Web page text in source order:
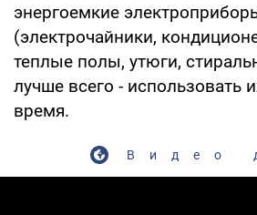
энергоемкие
(электрочайники,
теплые полы, утюги,
лучше всего - использовать
время.
Видео